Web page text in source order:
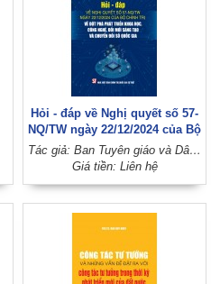
Hỏi - đáp về Nghị quyết số 57-
NQ/TW ngày 22/12/2024 của Bộ
Chính trị về đột phá phát triển
khoa học, công nghệ, đổi mới
Tác giả: Ban Tuyên giáo và Dân vận Trung ương, Nhà xuất bản Chính trị quốc gia Sự thật
Giá tiền: Liên hệ